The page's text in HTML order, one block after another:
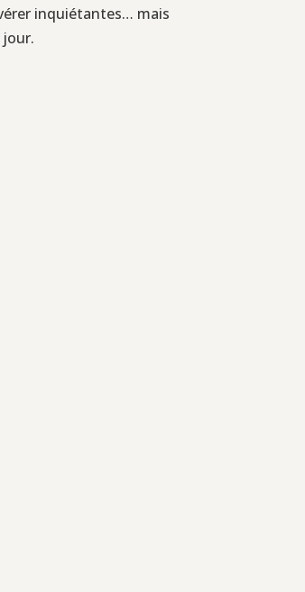
inquiétantes… mais
jour.